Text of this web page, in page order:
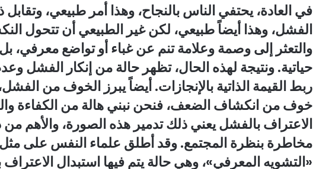
في العادة، يحتفي الناس بالنجاح، وهذا أمر طبيعي،
الفشل، وهذا أيضاً طبيعي، لكن غير الطبيعي أن تتحول
والتعثر إلى وصمة وعلامة تنم عن غباء أو تواضع معرفي،
حياتية. ونتيجة لهذه الحال، تظهر حالة من إنكار الفشل
ربط القيمة الذاتية بالإنجازات. أيضاً يبرز الخوف من
خوف من انكشاف الضعف، فنحن نبني هالة من الكفاءة
الاعتراف بالفشل يعني ذلك تدمير هذه الصورة، والأهم من
مخاطرة بنظرة المجتمع. وقد أطلق علماء النفس على
«التشويه المعرفي»، وهي حالة يتم فيها استبدال